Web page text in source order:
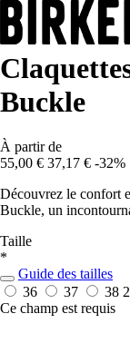
Buckle
À partir de
55,00 € 37,17 € -32%
Découvrez le confort
Buckle, un
Taille
*
Guide des tailles
36
37 38
Ce champ est requis